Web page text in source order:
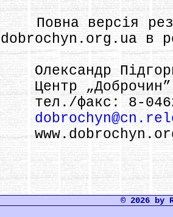
Повна версія
dobrochyn.org.ua в
Олександр
Центр „Доброчин”
тел./факс: 8-
© 2026 by